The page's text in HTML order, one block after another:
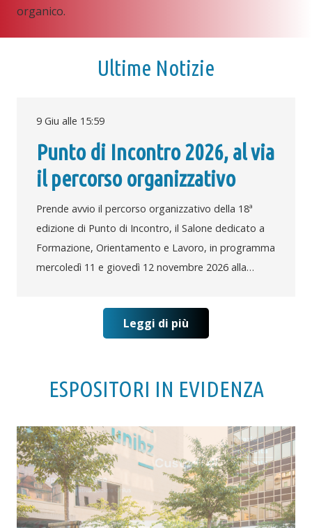
organico.
Ultime Notizie
9 Giu alle 15:59
Punto di Incontro 2026, al via
il percorso organizzativo
Prende avvio il percorso organizzativo della 18ª
edizione di Punto di Incontro, il Salone dedicato a
Formazione, Orientamento e Lavoro, in programma
mercoledì 11 e giovedì 12 novembre 2026 alla…
Leggi di più
ESPOSITORI IN EVIDENZA